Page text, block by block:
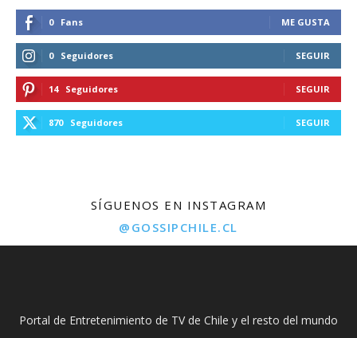
0 Fans ME GUSTA
0 Seguidores SEGUIR
14 Seguidores SEGUIR
870 Seguidores SEGUIR
SÍGUENOS EN INSTAGRAM
@GOSSIPCHILE.CL
Portal de Entretenimiento de TV de Chile y el resto del mundo